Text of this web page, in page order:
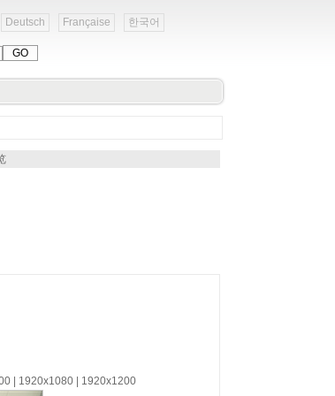
Deutsch Française 한국어
| 1920x1080 | 1920x1200